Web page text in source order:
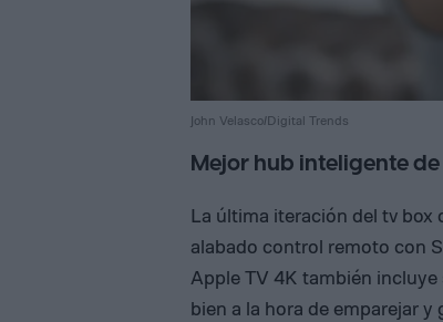
John Velasco/Digital Trends
Mejor hub inteligente
La última iteración del tv box
alabado control remoto con
Apple TV 4K también
bien a la hora de emparejar